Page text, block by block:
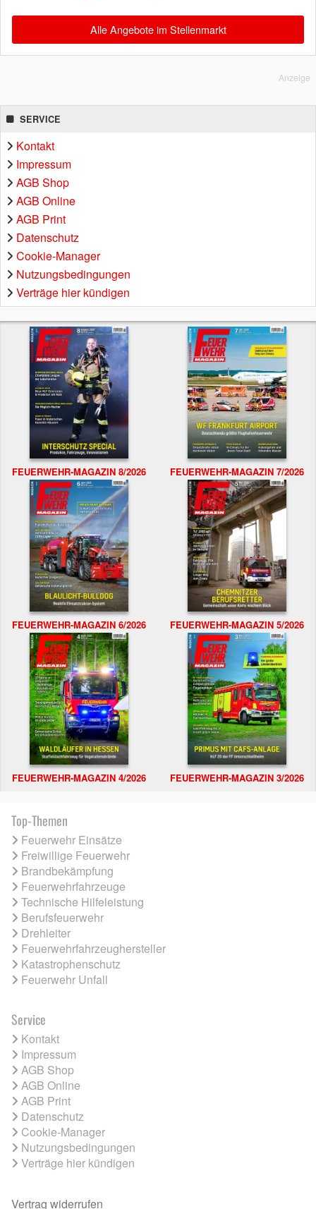
Alle Angebote im Stellenmarkt
Anzeige
SERVICE
Kontakt
Impressum
AGB Shop
AGB Online
AGB Print
Datenschutz
Cookie-Manager
Nutzungsbedingungen
Verträge hier kündigen
FEUERWEHR-MAGAZIN 8/2026 FEUERWEHR-MAGAZIN 7/2026
FEUERWEHR-MAGAZIN 6/2026 FEUERWEHR-MAGAZIN 5/2026
FEUERWEHR-MAGAZIN 4/2026 FEUERWEHR-MAGAZIN 3/2026
Top-Themen
Feuerwehr Einsätze
Freiwillige Feuerwehr
Brandbekämpfung
Feuerwehrfahrzeuge
Technische Hilfeleistung
Berufsfeuerwehr
Drehleiter
Feuerwehrfahrzeughersteller
Katastrophenschutz
Feuerwehr Unfall
Service
Kontakt
Impressum
AGB Shop
AGB Online
AGB Print
Datenschutz
Cookie-Manager
Nutzungsbedingungen
Verträge hier kündigen
Vertrag widerrufen